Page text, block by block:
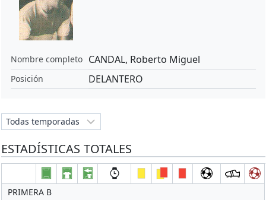
Nombre completo CANDAL, Roberto Miguel
Posición DELANTERO
ESTADÍSTICAS TOTALES
PRIMERA B